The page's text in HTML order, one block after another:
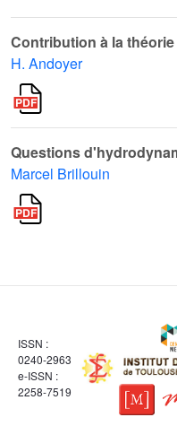
Contribution à la
H. Andoyer
Questions
Marcel Brillouin
ISSN :
0240-2963
e-ISSN :
2258-7519